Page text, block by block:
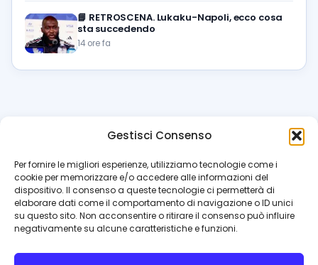
Gestisci Consenso
Per fornire le migliori esperienze, utilizziamo tecnologie come i
cookie per memorizzare e/o accedere alle informazioni del
dispositivo. Il consenso a queste tecnologie ci permetterà di
elaborare dati come il comportamento di navigazione o ID unici
su questo sito. Non acconsentire o ritirare il consenso può influire
negativamente su alcune caratteristiche e funzioni.
📘 RETROSCENA. Lukaku-Napoli, ecco cosa
sta succedendo
14 ore fa
azzurrissimo.it
Il blog di riferimento per i tifosi del Napoli. News, interviste,
pagelle e calciomercato. Testata giornalistica registrata
al Tribunale di Napoli (n. 48 dell’08/10/2012). Direttore Luca
Perillo
INFO